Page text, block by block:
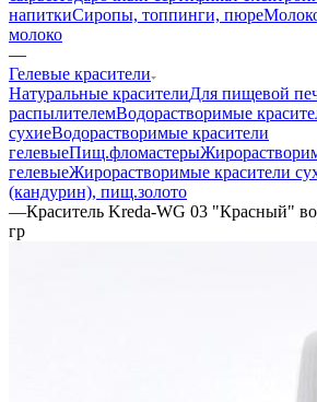
напиткиСиропы, топпинги, пюре
молоко
—
Гелевые красители
Натуральные красителиДля пищевой
распылителемВодорастворимые
сухиеВодорастворимые красители
гелевыеПищ.фломастеры
гелевыеЖирорастворимые красители
(кандурин), пищ.золото
—Краситель Kreda-WG 03 "Красный"
гр